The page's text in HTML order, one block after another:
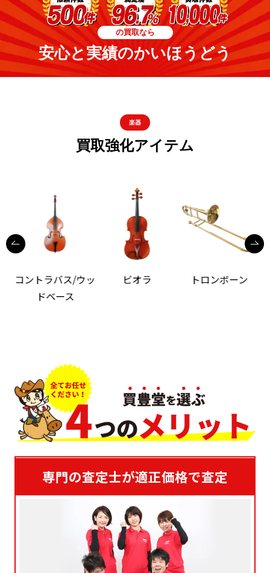
の買取なら
安心と実績のかいほうどう
楽器
買取強化アイテム
コントラバス/ウッ
ドベース
ビオラ トロンボーン
専門の査定士が適正価格で査定